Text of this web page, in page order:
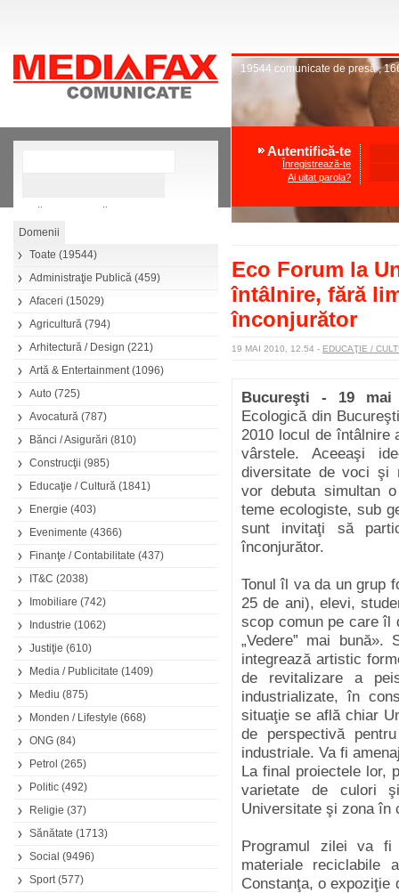
Căutare avansată
Toate (19544)
Administraţie Publică (459)
Afaceri (15029)
Agricultură (794)
Arhitectură / Design (221)
Artă & Entertainment(1096)
Auto (725)
Avocatură (787)
Bănci / Asigurări (810)
Construcţii (985)
Educaţie / Cultură (1841)
Energie (403)
Evenimente (4366)
Finanţe / Contabilitate (437)
IT&C (2038)
Imobiliare (742)
Industrie (1062)
Justiţie (610)
Media / Publicitate (1409)
Mediu (875)
Monden / Lifestyle (668)
ONG (84)
Petrol (265)
Politic (492)
Religie (37)
Sănătate (1713)
Social (9496)
Sport(577)
19544 comunicate de presă,
Autentifică-te
Înregistrează-te
Ai uitat parola?
Eco Forum la
întâlnire, fără
înconjurător
19 MAI 2010, 12.54 - EDUCAŢIE /
Bucureşti - 19 mai
Ecologică din
2010 locul de întâlnire
vârstele. Aceeaşi
diversitate de voci şi
vor debuta simultan
teme ecologiste, sub
sunt invitaţi să
înconjurător.
Tonul îl va da un grup
25 de ani), elevi,
scop comun pe care îl
„Vedere” mai
integrează artistic
de revitalizare a
industrializate, în
situaţie se află chiar
de perspectivă
industriale. Va fi
La final proiectele lor,
varietate de culori
Universitate şi zona în
Programul zilei va fi
materiale reciclabile
Constanţa, o expoziţie